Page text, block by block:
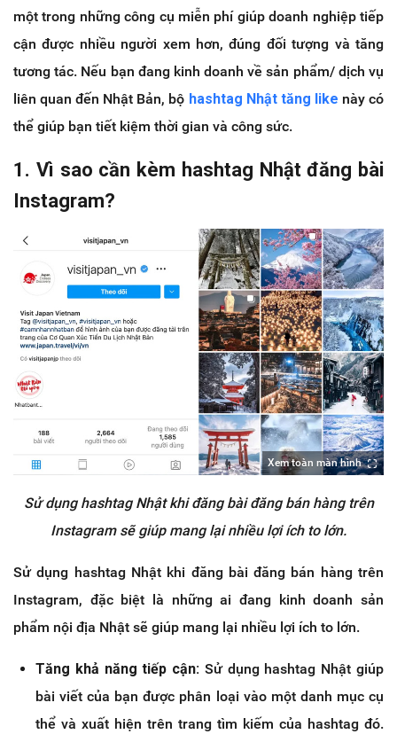
một trong những công cụ miễn phí giúp doanh nghiệp tiếp
cận được nhiều người xem hơn, đúng đối tượng và tăng
tương tác. Nếu bạn đang kinh doanh về sản phẩm/ dịch vụ
liên quan đến Nhật Bản, bộ hashtag Nhật tăng like này có
thể giúp bạn tiết kiệm thời gian và công sức.
1. Vì sao cần kèm hashtag Nhật đăng bài
Instagram?
Xem toàn màn hình
Sử dụng hashtag Nhật khi đăng bài đăng bán hàng trên
Instagram sẽ giúp mang lại nhiều lợi ích to lớn.
Sử dụng hashtag Nhật khi đăng bài đăng bán hàng trên
Instagram, đặc biệt là những ai đang kinh doanh sản
phẩm nội địa Nhật sẽ giúp mang lại nhiều lợi ích to lớn.
Tăng khả năng tiếp cận: Sử dụng hashtag Nhật giúp
bài viết của bạn được phân loại vào một danh mục cụ
thể và xuất hiện trên trang tìm kiếm của hashtag đó.